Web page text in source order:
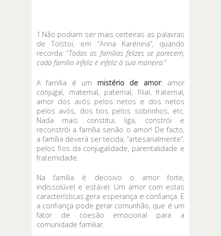
1.Não podiam ser mais certeiras as palavras
de Tolstoi, em “Anna Karénina”, quando
recorda: “Todas as famílias felizes se parecem,
cada família infeliz é infeliz à sua maneira.”
A família é um mistério de amor: amor
conjugal, maternal, paternal, filial, fraternal,
amor dos avós pelos netos e dos netos
pelos avós, dos tios pelos sobrinhos, etc.
Nada mais constitui, liga, constrói e
reconstrói a família senão o amor! De facto,
a família deverá ser tecida, “artesanalmente”,
pelos fios da conjugalidade, parentalidade e
fraternidade.
Na família é decisivo o amor forte,
indissolúvel e estável. Um amor com estas
características gera esperança e confiança. E
a confiança pode gerar comunhão, que é um
fator de coesão emocional para a
comunidade familiar.